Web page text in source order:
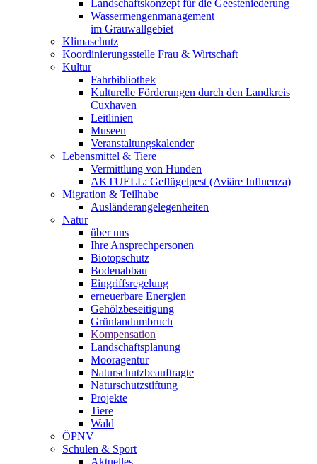
Landschaftskonzept für die Geesteniederung
Wassermengenmanagement
im Grauwallgebiet
Klimaschutz
Koordinierungsstelle Frau & Wirtschaft
Kultur
Fahrbibliothek
Kulturelle Förderungen durch den Landkreis
Cuxhaven
Leitlinien
Museen
Veranstaltungskalender
Lebensmittel & Tiere
Vermittlung von Hunden
AKTUELL: Geflügelpest (Aviäre Influenza)
Migration & Teilhabe
Ausländerangelegenheiten
Natur
über uns
Ihre Ansprechpersonen
Biotopschutz
Bodenabbau
Eingriffsregelung
erneuerbare Energien
Gehölzbeseitigung
Grünlandumbruch
Kompensation
Landschaftsplanung
Mooragentur
Naturschutzbeauftragte
Naturschutzstiftung
Projekte
Tiere
Wald
ÖPNV
Schulen & Sport
Aktuelles